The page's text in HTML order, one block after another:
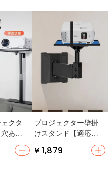
クタ
あけ
・デス
プロジェクター壁掛
けスタンド【適応機
種：先科・轟天炮・
エプソン・ベンキュ
¥ 1,879